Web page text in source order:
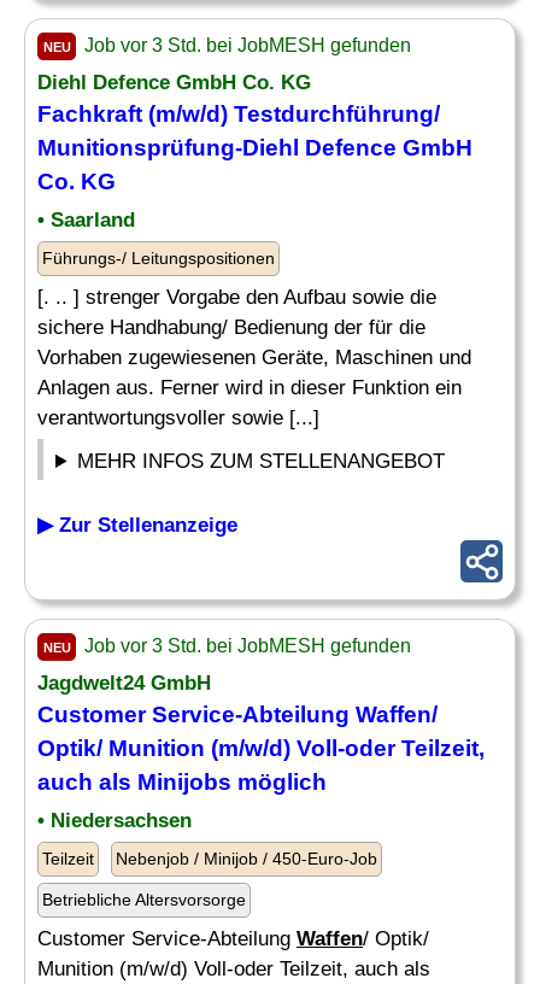
NEU Job vor 3 Std. bei JobMESH gefunden
Diehl Defence GmbH Co. KG
Fachkraft (m/w/d) Testdurchführung/
Munitionsprüfung-Diehl Defence GmbH
Co. KG
• Saarland
Führungs-/ Leitungspositionen
[. .. ] strenger Vorgabe den Aufbau sowie die
sichere Handhabung/ Bedienung der für die
Vorhaben zugewiesenen Geräte, Maschinen und
Anlagen aus. Ferner wird in dieser Funktion ein
verantwortungsvoller sowie [...]
MEHR INFOS ZUM STELLENANGEBOT
▶ Zur Stellenanzeige
NEU Job vor 3 Std. bei JobMESH gefunden
Jagdwelt24 GmbH
Customer Service-Abteilung Waffen/
Optik/ Munition (m/w/d) Voll-oder Teilzeit,
auch als Minijobs möglich
• Niedersachsen
Teilzeit Nebenjob / Minijob / 450-Euro-Job
Betriebliche Altersvorsorge
Customer Service-Abteilung Waffen/ Optik/
Munition (m/w/d) Voll-oder Teilzeit, auch als